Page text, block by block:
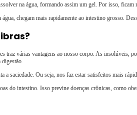
na água, formando assim um gel. Por isso,
chegam mais rapidamente ao intestino grosso.
traz várias vantagens ao nosso corpo. As
a saciedade. Ou seja, nos faz estar satisfeitos mais
do intestino. Isso previne doenças crônicas, como